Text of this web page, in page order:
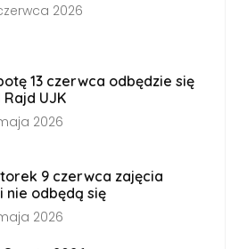
2026
13 czerwca odbędzie się
Rajd UJK
2026
9 czerwca zajęcia
nie odbędą się
2026